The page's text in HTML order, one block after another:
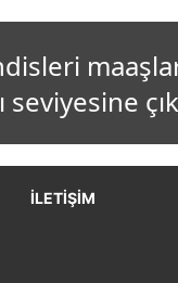
İLETIŞIM